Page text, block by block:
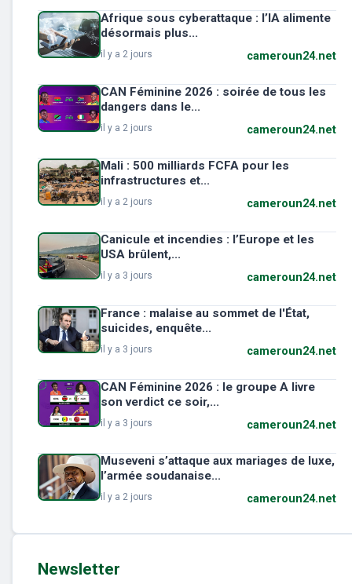
Afrique sous cyberattaque : l’IA alimente
désormais plus...
il y a 2 jours cameroun24.net
CAN Féminine 2026 : soirée de tous les
dangers dans le...
il y a 2 jours cameroun24.net
Mali : 500 milliards FCFA pour les
infrastructures et...
il y a 2 jours cameroun24.net
Canicule et incendies : l’Europe et les
USA brûlent,...
il y a 3 jours cameroun24.net
France : malaise au sommet de l'État,
suicides, enquête...
il y a 3 jours cameroun24.net
CAN Féminine 2026 : le groupe A livre
son verdict ce soir,...
il y a 3 jours cameroun24.net
Museveni s’attaque aux mariages de luxe,
l’armée soudanaise...
il y a 2 jours cameroun24.net
Newsletter